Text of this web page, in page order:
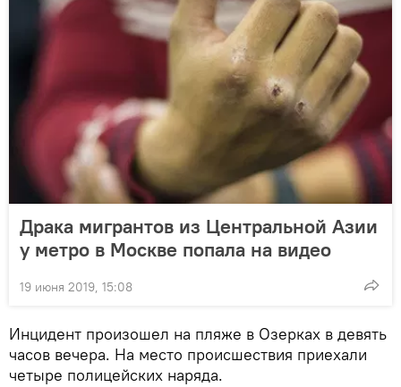
Драка мигрантов из Центральной Азии
у метро в Москве попала на видео
19 июня 2019, 15:08
Инцидент произошел на пляже в Озерках в девять
часов вечера. На место происшествия приехали
четыре полицейских наряда.